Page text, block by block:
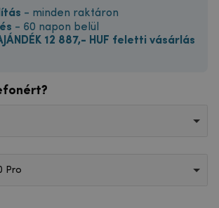
- minden raktáron
- 60 napon belül
AJÁNDÉK 12 887,- HUF feletti vásárlás
Pro